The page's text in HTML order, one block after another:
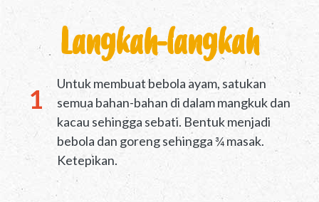
Langkah-langkah
Untuk membuat bebola ayam, satukan
semua bahan-bahan di dalam mangkuk dan
kacau sehingga sebati. Bentuk menjadi
bebola dan goreng sehingga ¾ masak.
Ketepikan.